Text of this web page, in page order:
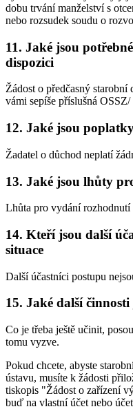
dobu trvání manželství s
nebo rozsudek soudu o
11. Jaké jsou
dispozici
Žádost o předčasný starobní
vámi sepíše příslušná
12. Jaké jsou
Žadatel o důchod neplatí
13. Jaké jsou lhůty
Lhůta pro vydání rozhodnutí
14. Kteří jsou další
situace
Další účastníci postupu
15. Jaké další
Co je třeba ještě učinit,
tomu vyzve.
Pokud chcete, abyste
ústavu, musíte k žádosti
tiskopis "Žádost o zařízení
buď na vlastní účet nebo